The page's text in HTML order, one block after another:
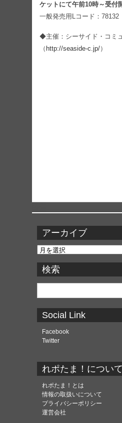
ケットにて午前10時～受付
一般発売用Lコード：78132
◆主催：シーサイド・コミ
（ http://seaside-c.jp/）
アーカイブ
ア
カ
イ
ブ
検索
検
Social Link
Facebook
Twitter
れポたま！について
れポたま！とは
情報の取扱いについて
プライバシーポリシー
運営会社